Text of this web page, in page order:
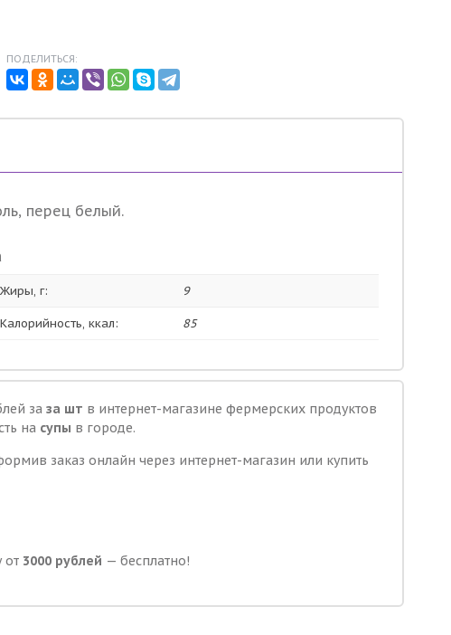
ПОДЕЛИТЬСЯ:
перец белый.
Жиры, г: 9
Калорийность, ккал: 85
за за шт в интернет-магазине фермерских продуктов
на супы в городе.
заказ онлайн через интернет-магазин или купить
от 3000 рублей — бесплатно!